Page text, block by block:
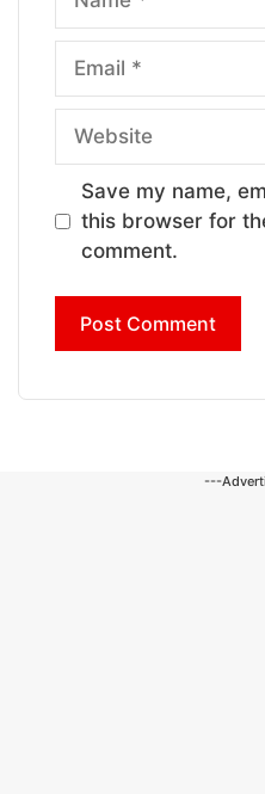
Save my name,
this browser for
comment.
---